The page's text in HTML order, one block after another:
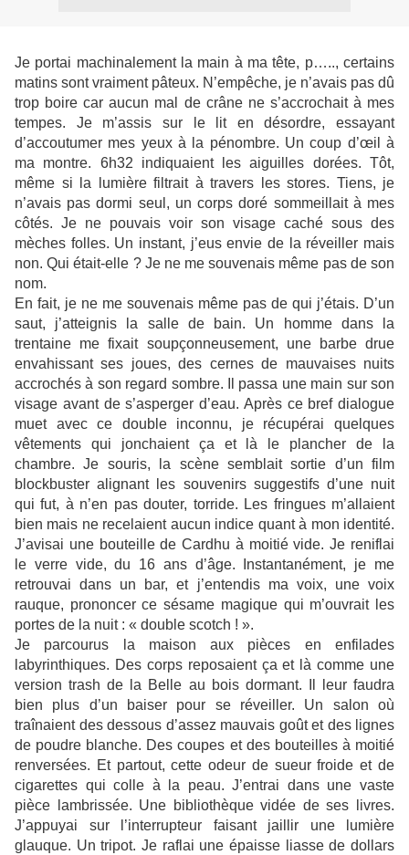
Je portai machinalement la main à ma tête, p….., certains
matins sont vraiment pâteux. N’empêche, je n’avais pas dû
trop boire car aucun mal de crâne ne s’accrochait à mes
tempes. Je m’assis sur le lit en désordre, essayant
d’accoutumer mes yeux à la pénombre. Un coup d’œil à
ma montre. 6h32 indiquaient les aiguilles dorées. Tôt,
même si la lumière filtrait à travers les stores. Tiens, je
n’avais pas dormi seul, un corps doré sommeillait à mes
côtés. Je ne pouvais voir son visage caché sous des
mèches folles. Un instant, j’eus envie de la réveiller mais
non. Qui était-elle ? Je ne me souvenais même pas de son
nom.
En fait, je ne me souvenais même pas de qui j’étais. D’un
saut, j’atteignis la salle de bain. Un homme dans la
trentaine me fixait soupçonneusement, une barbe drue
envahissant ses joues, des cernes de mauvaises nuits
accrochés à son regard sombre. Il passa une main sur son
visage avant de s’asperger d’eau. Après ce bref dialogue
muet avec ce double inconnu, je récupérai quelques
vêtements qui jonchaient ça et là le plancher de la
chambre. Je souris, la scène semblait sortie d’un film
blockbuster alignant les souvenirs suggestifs d’une nuit
qui fut, à n’en pas douter, torride. Les fringues m’allaient
bien mais ne recelaient aucun indice quant à mon identité.
J’avisai une bouteille de Cardhu à moitié vide. Je reniflai
le verre vide, du 16 ans d’âge. Instantanément, je me
retrouvai dans un bar, et j’entendis ma voix, une voix
rauque, prononcer ce sésame magique qui m’ouvrait les
portes de la nuit : « double scotch ! ».
Je parcourus la maison aux pièces en enfilades
labyrinthiques. Des corps reposaient ça et là comme une
version trash de la Belle au bois dormant. Il leur faudra
bien plus d’un baiser pour se réveiller. Un salon où
traînaient des dessous d’assez mauvais goût et des lignes
de poudre blanche. Des coupes et des bouteilles à moitié
renversées. Et partout, cette odeur de sueur froide et de
cigarettes qui colle à la peau. J’entrai dans une vaste
pièce lambrissée. Une bibliothèque vidée de ses livres.
J’appuyai sur l’interrupteur faisant jaillir une lumière
glauque. Un tripot. Je raflai une épaisse liasse de dollars